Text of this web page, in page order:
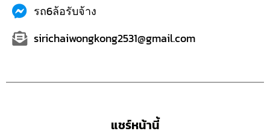
รถ6ล้อรับจ้าง
sirichaiwongkong2531@gmail.com
แชร์หน้านี้